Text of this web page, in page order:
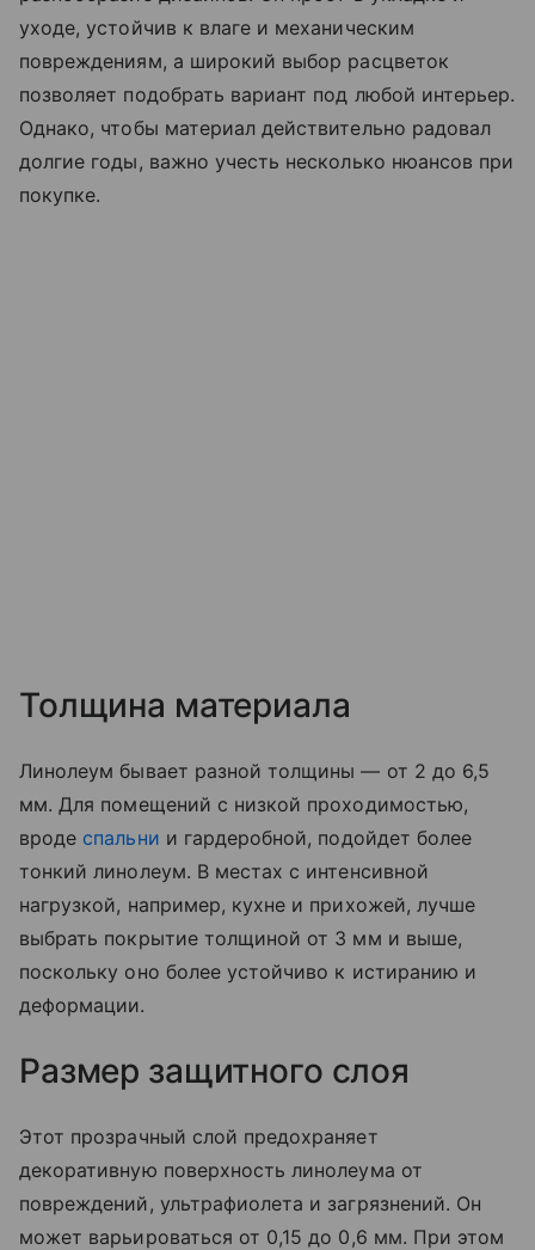
уходе, устойчив к влаге и механическим
повреждениям, а широкий выбор расцветок
позволяет подобрать вариант под любой интерьер.
Однако, чтобы материал действительно радовал
долгие годы, важно учесть несколько нюансов при
покупке.
Толщина материала
Линолеум бывает разной толщины — от 2 до 6,5
мм. Для помещений с низкой проходимостью,
вроде спальни и гардеробной, подойдет более
тонкий линолеум. В местах с интенсивной
нагрузкой, например, кухне и прихожей, лучше
выбрать покрытие толщиной от 3 мм и выше,
поскольку оно более устойчиво к истиранию и
деформации.
Размер защитного слоя
Этот прозрачный слой предохраняет
декоративную поверхность линолеума от
повреждений, ультрафиолета и загрязнений. Он
может варьироваться от 0,15 до 0,6 мм. При этом